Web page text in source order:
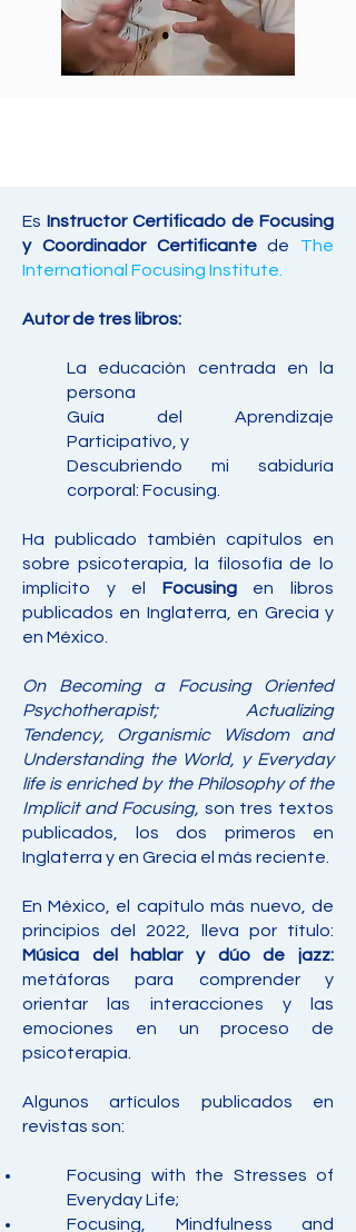
Es Instructor Certificado de Focusing
y Coordinador Certificantede The
International Focusing Institute.
Autor de tres libros:
La educación centrada en la
persona
Guía del Aprendizaje
Participativo, y
Descubriendo mi sabiduría
corporal: Focusing.
Ha publicado también capítulos en
sobre psicoterapia, la filosofía de lo
implícito y el Focusingen libros
publicados en Inglaterra, en Grecia y
en México.
On Becoming a Focusing Oriented
Psychotherapist; Actualizing
Tendency, Organismic Wisdom and
Understanding the World, y Everyday
life is enriched by the Philosophy of the
Implicit and Focusing, son tres textos
publicados, los dos primeros en
Inglaterra y en Grecia el más reciente.
En México, el capítulo más nuevo, de
principios del 2022, lleva por título:
Música del hablar y dúo de jazz:
metáforas para comprender y
orientar las interacciones y las
emociones en un proceso de
psicoterapia.
Algunos artículos publicados en
revistas son:
Focusing with the Stresses of
Everyday Life;
Focusing, Mindfulness and